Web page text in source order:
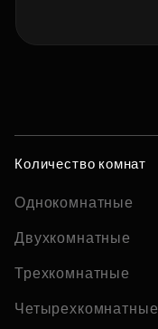
Количество комнат
Однокомнатные
Двухкомнатные
Трехкомнатные
Четырехкомнатные